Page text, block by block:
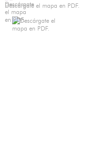
Descárgate el mapa en PDF.